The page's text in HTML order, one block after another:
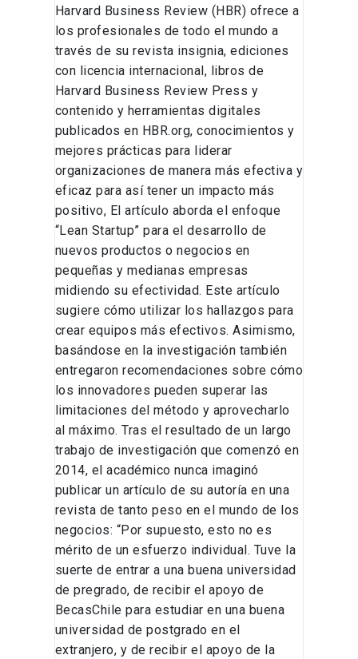
Harvard Business Review (HBR) ofrece a
los profesionales de todo el mundo a
través de su revista insignia, ediciones
con licencia internacional, libros de
Harvard Business Review Press y
contenido y herramientas digitales
publicados en HBR.org, conocimientos y
mejores prácticas para liderar
organizaciones de manera más efectiva y
eficaz para así tener un impacto más
positivo, El artículo aborda el enfoque
“Lean Startup” para el desarrollo de
nuevos productos o negocios en
pequeñas y medianas empresas
midiendo su efectividad. Este artículo
sugiere cómo utilizar los hallazgos para
crear equipos más efectivos. Asimismo,
basándose en la investigación también
entregaron recomendaciones sobre cómo
los innovadores pueden superar las
limitaciones del método y aprovecharlo
al máximo. Tras el resultado de un largo
trabajo de investigación que comenzó en
2014, el académico nunca imaginó
publicar un artículo de su autoría en una
revista de tanto peso en el mundo de los
negocios: “Por supuesto, esto no es
mérito de un esfuerzo individual. Tuve la
suerte de entrar a una buena universidad
de pregrado, de recibir el apoyo de
BecasChile para estudiar en una buena
universidad de postgrado en el
extranjero, y de recibir el apoyo de la